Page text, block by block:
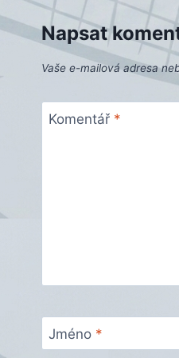
Napsat
Vaše e-mailová adresa
Komentář *
Jméno *